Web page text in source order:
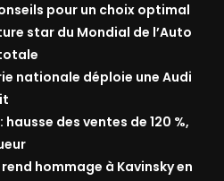
pour un choix optimal
star du Mondial de l’Auto
nationale déploie une Audi
des ventes de 120 %,
hommage à Kavinsky en